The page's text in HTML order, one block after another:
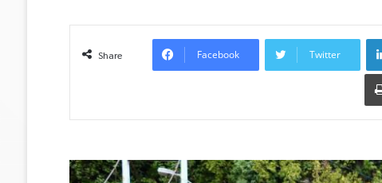
Share Facebook Twitter